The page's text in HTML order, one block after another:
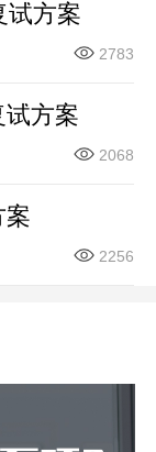
试方案
2783
试方案
2068
案
2256